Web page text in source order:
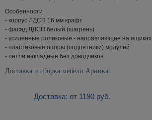
Особенности
- корпус ЛДСП 16 мм крафт
- фасад ЛДСП белый (шагрень)
- усиленные роликовые - направляющие на ящиках
- пластиковые опоры (подпятники) модулей
- петли накладные без доводчиков
Доставка и сборка мебели Арника:
Доставка: от 1190 руб.